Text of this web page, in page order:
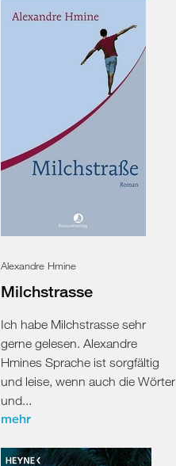
Alexandre Hmine
Milchstrasse
Ich habe Milchstrasse sehr
gerne gelesen. Alexandre
Hmines Sprache ist sorgfältig
und leise, wenn auch die Wörter
und...
mehr